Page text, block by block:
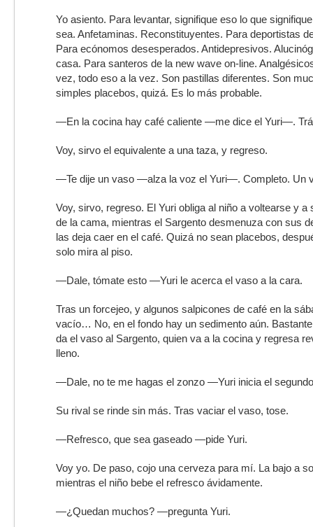
Yo asiento. Para levantar, signifique eso lo que
sea. Anfetaminas. Reconstituyentes. Para deportistas
Para ecónomos desesperados. Antidepresivos.
casa. Para santeros de la new wave on-line.
vez, todo eso a la vez. Son pastillas diferentes. Son
simples placebos, quizá. Es lo más probable.
—En la cocina hay café caliente —me dice el Yuri—.
Voy, sirvo el equivalente a una taza, y regreso.
—Te dije un vaso —alza la voz el Yuri—. Completo. Un
Voy, sirvo, regreso. El Yuri obliga al niño a voltearse y a
de la cama, mientras el Sargento desmenuza con sus
las deja caer en el café. Quizá no sean placebos,
solo mira al piso.
—Dale, tómate esto —Yuri le acerca el vaso a la cara.
Tras un forcejeo, y algunos salpicones de café en la
vacío… No, en el fondo hay un sedimento aún.
da el vaso al Sargento, quien va a la cocina y regresa
lleno.
—Dale, no te me hagas el zonzo —Yuri inicia el
Su rival se rinde sin más. Tras vaciar el vaso, tose.
—Refresco, que sea gaseado —pide Yuri.
Voy yo. De paso, cojo una cerveza para mí. La bajo a
mientras el niño bebe el refresco ávidamente.
—¿Quedan muchos? —pregunta Yuri.